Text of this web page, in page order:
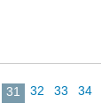
31 32 33
34